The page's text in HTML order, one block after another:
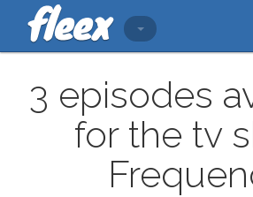
3 episodes
for the tv